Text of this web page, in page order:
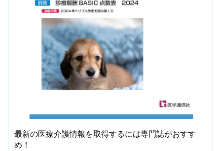
最新の医療介護情報を取得するには専門誌がおすす
め！